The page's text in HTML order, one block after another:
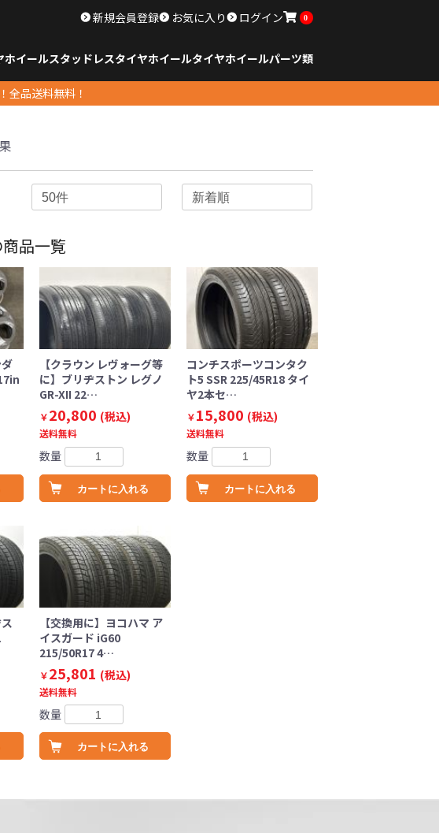
新規会員登録 お気に入り ログイン 0
ホイールスタッドレスタイヤホイールタイヤホイールパーツ類
全品送料無料！
品一覧
【クラウン レヴォーグ等
に】ブリヂストン レグノ
GR-XII 22…
￥20,800 (税込)
送料無料
数量
カートに入れる
コンチスポーツコンタク
ト5 SSR 225/45R18 タイ
ヤ2本セ…
￥15,800 (税込)
送料無料
数量
カートに入れる
【交換用に】ヨコハマ ア
イスガード iG60
215/50R17 4…
￥25,801 (税込)
送料無料
数量
カートに入れる